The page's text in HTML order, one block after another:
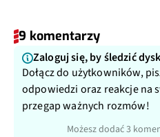
9 komentarzy
Zaloguj się, by śledzić
Dołącz do użytkowników,
odpowiedzi oraz reakcje na
przegap ważnych rozmów!
Możesz dodać 3